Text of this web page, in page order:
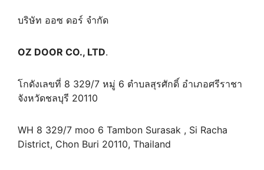
บริษัท ออซ ดอร์ จำกัด
OZ DOOR CO., LTD.
โกดังเลขที่ 8 329/7 หมู่ 6 ตำบลสุรศักดิ์ อำเภอศรีราชา
จังหวัดชลบุรี 20110
WH 8 329/7 moo 6 Tambon Surasak , Si Racha
District, Chon Buri 20110, Thailand